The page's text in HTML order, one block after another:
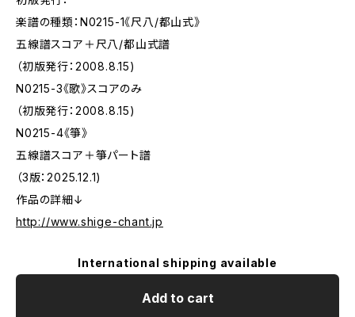
楽譜の種類：N0215-1《尺八/都山式》
五線譜スコア＋尺八/都山式譜
（初版発行：2008.8.15)
N0215-3《歌》スコアのみ
（初版発行：2008.8.15)
N0215-4《箏》
五線譜スコア＋箏パート譜
（3版：2025.12.1)
作品の詳細↓
http://www.shige-chant.jp
International shipping available
Add to cart